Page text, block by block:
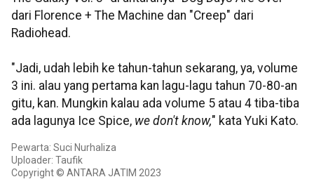
dari Florence + The Machine dan "Creep" dari
Radiohead.
"Jadi, udah lebih ke tahun-tahun sekarang, ya, volume
3 ini. alau yang pertama kan lagu-lagu tahun 70-80-an
gitu, kan. Mungkin kalau ada volume 5 atau 4 tiba-tiba
ada lagunya Ice Spice, we don't know," kata Yuki Kato.
Pewarta: Suci Nurhaliza
Uploader: Taufik
Copyright © ANTARA JATIM 2023